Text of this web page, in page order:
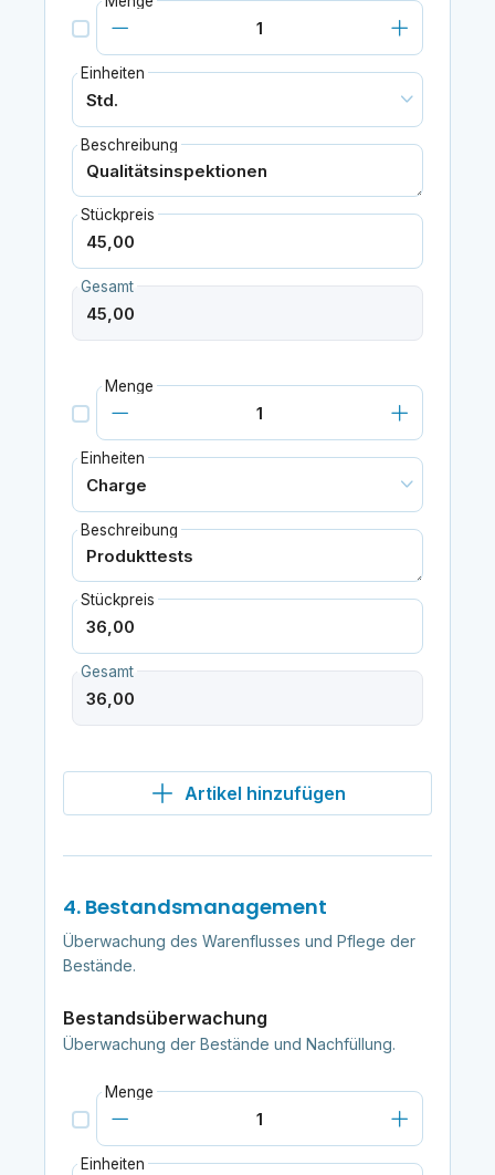
Einheiten
Beschreibung
Stückpreis
Gesamt
Menge
Einheiten
Beschreibung
Stückpreis
Gesamt
Artikel hinzufügen
4. Bestandsmanagement
Überwachung des Warenflusses und Pflege der
Bestände.
Bestandsüberwachung
Überwachung der Bestände und Nachfüllung.
Menge
Einheiten